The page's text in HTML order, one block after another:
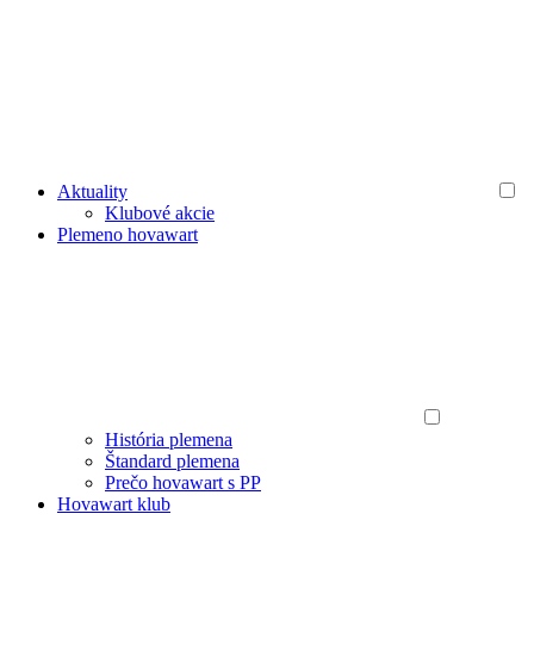
Aktuality
Klubové akcie
Plemeno hovawart
História plemena
Štandard plemena
Prečo hovawart s PP
Hovawart klub